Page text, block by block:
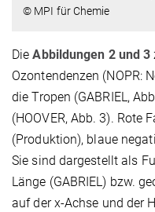
© MPI für Chemie
DieAbbildungen 2 und 3
Ozontendenzen (NOPR:
die Tropen (GABRIEL,
(HOOVER, Abb. 3). Rote
(Produktion), blaue
Sie sind dargestellt als
Länge (GABRIEL) bzw.
auf der x-Achse und der